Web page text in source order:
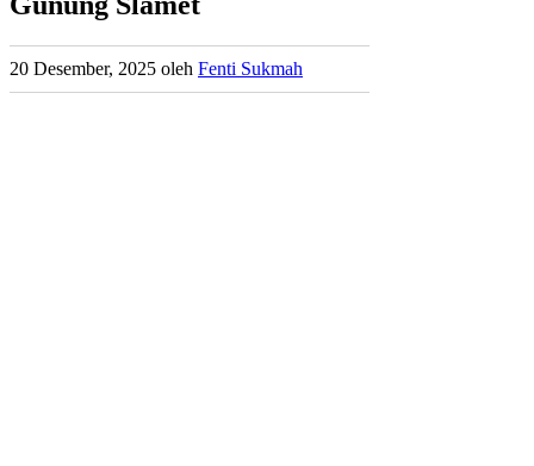
20 Desember, 2025 oleh Fenti Sukmah